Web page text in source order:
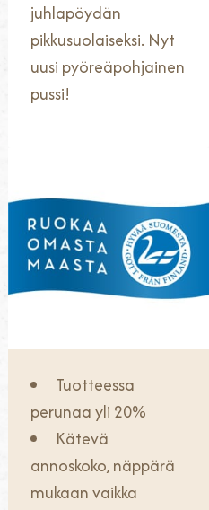
juhlapöydän
pikkusuolaiseksi. Nyt
uusi pyöreäpohjainen
pussi!
Tuotteessa
perunaa yli 20%
Kätevä
annoskoko, näppärä
mukaan vaikka